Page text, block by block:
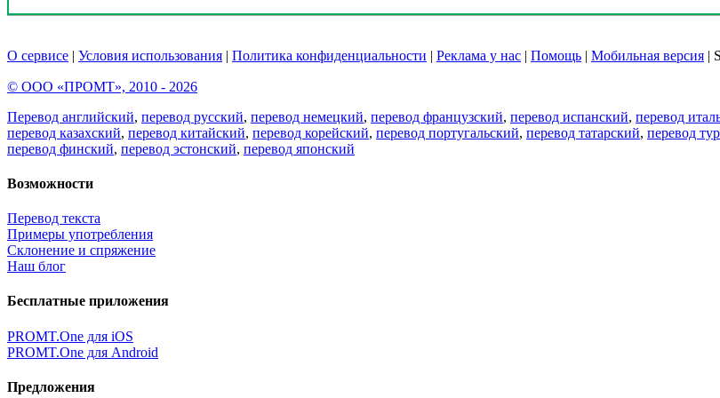
О сервисе | Условия использования | Политика конфиденциальности | Реклама у нас | Помощь | Мобильная версия |
© ООО «ПРОМТ», 2010 - 2026
Перевод английский, перевод русский, перевод немецкий, перевод французский, перевод испанский, перевод
перевод казахский, перевод китайский, перевод корейский, перевод португальский, перевод татарский, перевод
перевод финский, перевод эстонский, перевод японский
Возможности
Перевод текста
Примеры употребления
Склонение и спряжение
Наш блог
Бесплатные приложения
PROMT.One для iOS
PROMT.One для Android
Предложения